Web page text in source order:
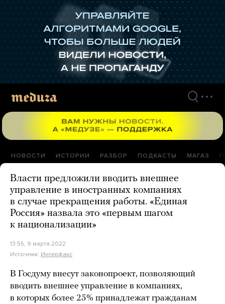
НОВОСТИ ИСТОРИИ РАЗБОР ПОДКАСТЫ МАГАЗ
Власти предложили вводить внешнее
управление в иностранных компаниях
в случае прекращения работы. «Единая
Россия» назвала это «первым шагом
к национализации»
13:55, 9 марта 2022
Источник: Интерфакс
В Госдуму внесут законопроект, позволяющий
вводить внешнее управление в компаниях,
в которых более 25% принадлежат гражданам